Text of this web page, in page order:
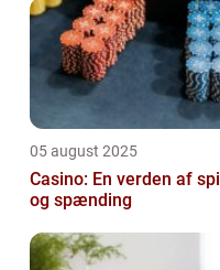
05 august 2025
Casino: En verden af spil
og spænding